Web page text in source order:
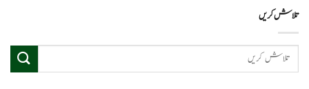
تلاش کریں